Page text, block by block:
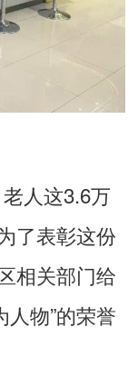
人这3.6万
了表彰这份
相关部门给
物”的荣誉